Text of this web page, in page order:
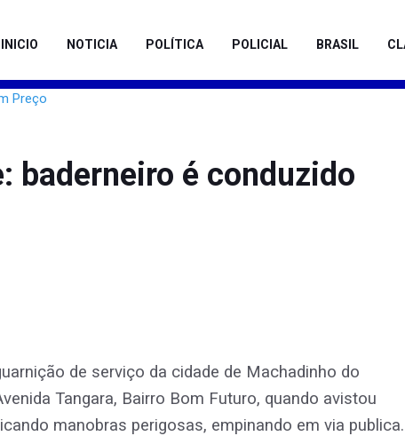
INICIO NOTICIA POLÍTICA POLICIAL BRASIL
baderneiro é conduzido
de serviço da cidade de Machadinho do
Tangara, Bairro Bom Futuro, quando avistou
manobras perigosas, empinando em via publica.